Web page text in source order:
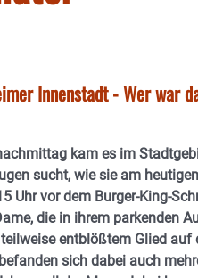
Innenstadt - Wer war
kam es im
sucht, wie sie am
Uhr vor dem Burger-King-
die in ihrem parkenden
entblößtem Glied auf
sich dabei auch